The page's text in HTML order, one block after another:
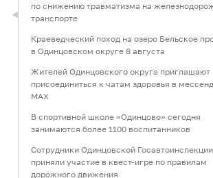
по снижению травматизма на
транспорте
Краеведческий поход на озеро Бельское
в Одинцовском округе 8 августа
Жителей Одинцовского округа приглашают
присоединиться к чатам здоровья в
МАХ
В спортивной школе «Одинцово» сегодня
занимаются более 1100 воспитанников
Сотрудники Одинцовской Госавтоинспекции
приняли участие в квест-игре по правилам
дорожного движения